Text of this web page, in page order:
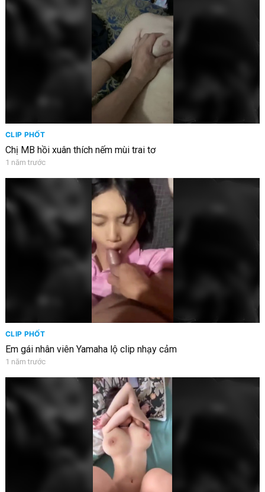
CLIP PHỐT
Chị MB hồi xuân thích nếm mùi trai tơ
1 năm trước
CLIP PHỐT
Em gái nhân viên Yamaha lộ clip nhạy cảm
1 năm trước